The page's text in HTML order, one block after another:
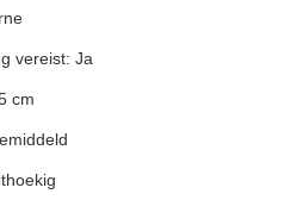
vereist: Ja
cm